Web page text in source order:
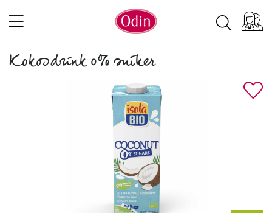
Kokosdrink 0% suiker